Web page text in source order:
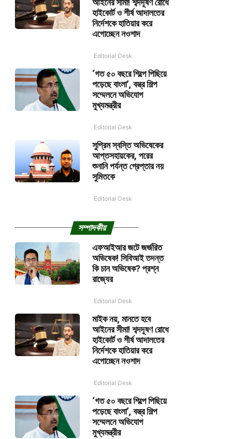
আইনের সীমা! শব্দদূষণ রোধে
হাইকোর্ট ও শীর্ষ আদালতের
নির্দেশকে হাতিয়ার করে
এগোচ্ছেন নওশাদ
Editorial Desk
‘গত ৫০ বছরে শিল্পে পিছিয়ে
পড়েছে বাংলা’, বস্ত্র শিল্প
সম্মেলনে অভিযোগ
মুখ্যমন্ত্রীর
Editorial Desk
সুপ্রিম স্বস্তি অভিষেকের
আপ্তসহায়কের, পরের
শুনানি পর্যন্ত গ্রেপ্তার নয়
সুমিতকে
Editorial Desk
সম্পাদকীয়
এফআইআর জটে জর্জরিত
অভিষেক! সিবিআই তদন্ত
কি চান অভিষেক? প্রশ্ন
রাজ্যের
Editorial Desk
মাইক নয়, মানতে হবে
আইনের সীমা! শব্দদূষণ রোধে
হাইকোর্ট ও শীর্ষ আদালতের
নির্দেশকে হাতিয়ার করে
এগোচ্ছেন নওশাদ
Editorial Desk
‘গত ৫০ বছরে শিল্পে পিছিয়ে
পড়েছে বাংলা’, বস্ত্র শিল্প
সম্মেলনে অভিযোগ
মুখ্যমন্ত্রীর